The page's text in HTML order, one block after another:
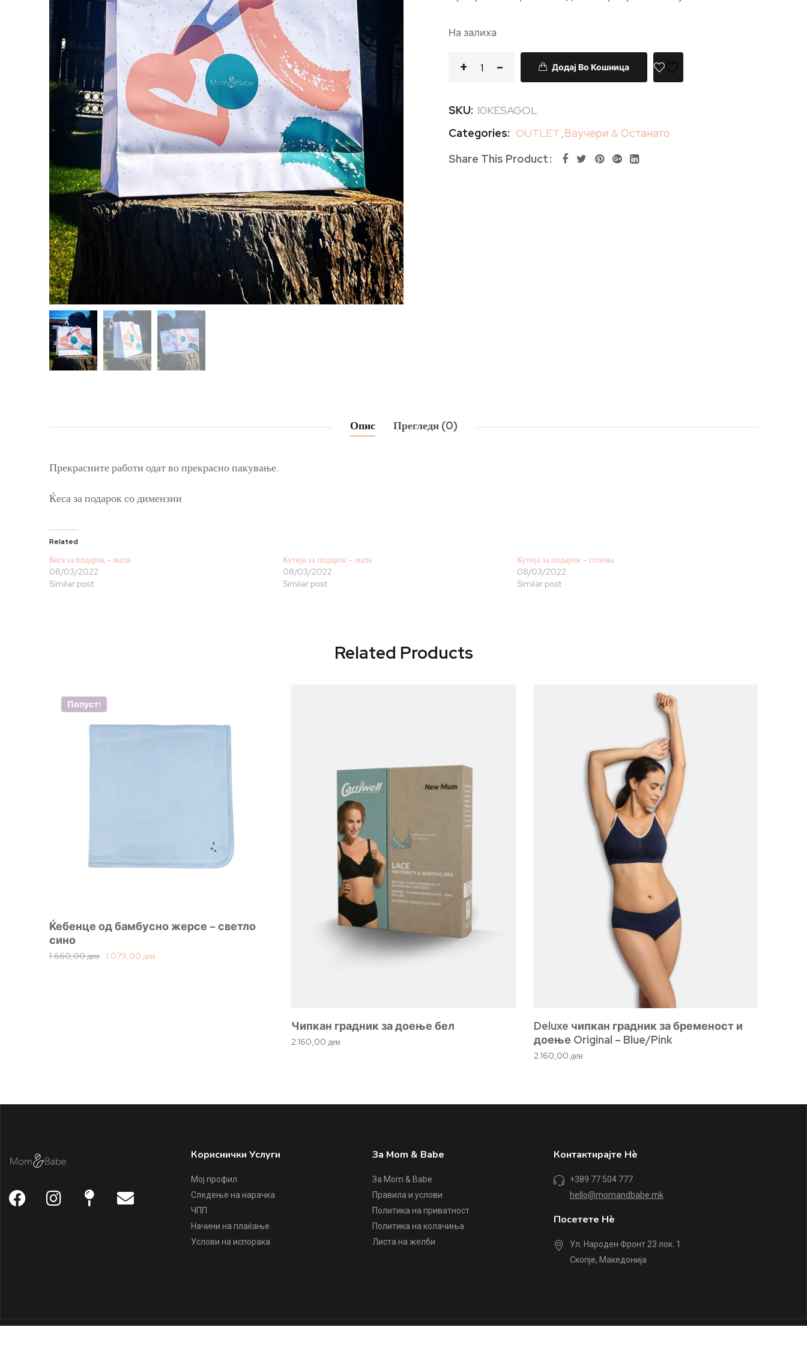
На залиха
Додај Во Кошница
SKU: 10KESAGOL
Categories: OUTLET ,Ваучери & Останато
Share This Product
Опис Прегледи (0)
Прекрасните работи одат во прекрасно пакување.
Ќеса за подарок со димензии
Related
Кеса за подарок – мала
08/03/2022
Similar post
Кутија за подарок – мала
08/03/2022
Similar post
Кутија за подарок – голема
08/03/2022
Similar post
Related Products
Попуст!
Ќебенце од бамбусно жерсе – светло
сино
1.660,00ден 1.079,00ден
Чипкан градник за доење бел
2.160,00ден
Deluxe чипкан градник за бременост и
доење Original – Blue/Pink
2.160,00 ден
Кориснички Услуги
Мој профил
Следење на нарачка
ЧПП
Начини на плаќање
Услови на испорака
За Mom & Babe
За Mom & Babe
Правила и услови
Политика на приватност
Политика на колачиња
Листа на желби
Контактирајте Нè
+389 77 504 777
hello@momandbabe.mk
Посетете Нè
Ул. Народен Фронт 23 лок. 1
Скопје, Македонија